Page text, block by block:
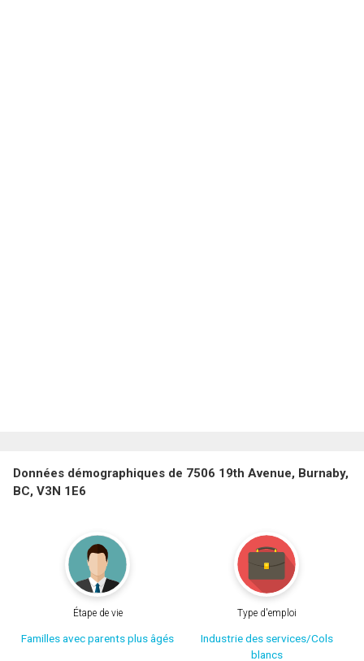
Données démographiques de 7506 19th Avenue, Burnaby,
BC, V3N 1E6
Étape de vie
Familles avec parents plus âgés
Type d'emploi
Industrie des services/Cols
blancs